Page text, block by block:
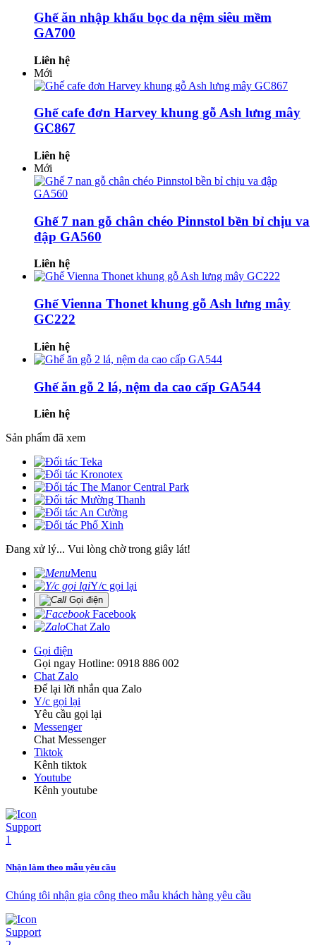
Ghế ăn nhập khẩu bọc da nệm siêu mềm
GA700
Liên hệ
Mới
Ghế cafe đơn Harvey khung gỗ Ash lưng mây
GC867
Liên hệ
Mới
Ghế 7 nan gỗ chân chéo Pinnstol bền bỉ chịu va
đập GA560
Liên hệ
Ghế Vienna Thonet khung gỗ Ash lưng mây
GC222
Liên hệ
Ghế ăn gỗ 2 lá, nệm da cao cấp GA544
Liên hệ
Sản phẩm đã xem
Đang xử lý... Vui lòng chờ trong giây lát!
Menu
Y/c gọi lại
Gọi điện
Facebook
Chat Zalo
Gọi điện
Gọi ngay Hotline: 0918 886 002
Chat Zalo
Để lại lời nhắn qua Zalo
Y/c gọi lại
Yêu cầu gọi lại
Messenger
Chat Messenger
Tiktok
Kênh tiktok
Youtube
Kênh youtube
Nhận làm theo mẫu yêu cầu
Chúng tôi nhận gia công theo mẫu khách hàng yêu cầu